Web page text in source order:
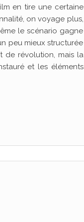
en tire une certaine
on voyage plus,
le scénario gagne
peu mieux structurée
de révolution, mais la
et les éléments